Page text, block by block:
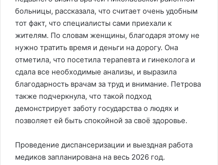
больницы, рассказала, что считает очень удобным
тот факт, что специалисты сами приехали к
жителям. По словам женщины, благодаря этому не
нужно тратить время и деньги на дорогу. Она
отметила, что посетила терапевта и гинеколога и
сдала все необходимые анализы, и выразила
благодарность врачам за труд и внимание. Петрова
также подчеркнула, что такой подход
демонстрирует заботу государства о людях и
позволяет ей быть спокойной за своё здоровье.
Проведение диспансеризации и выездная работа
медиков запланирована на весь 2026 год.